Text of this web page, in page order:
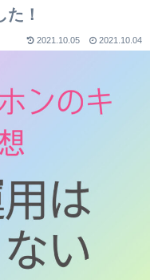
た！
2021.10.05 2021.10.04